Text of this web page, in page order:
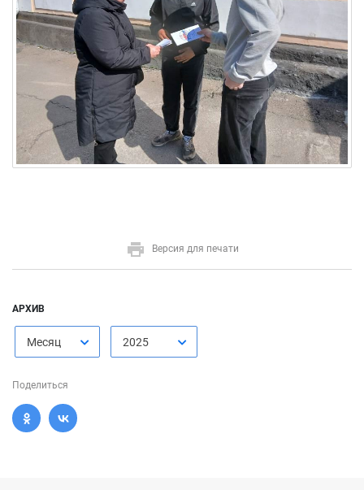
Версия для печати
АРХИВ
Месяц 2025
Поделиться